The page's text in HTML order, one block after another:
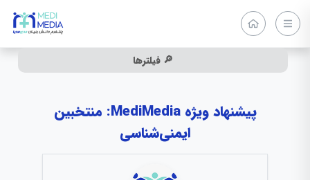
🔎 فیلترها
پیشنهاد ویژه MediMedia: منتخبین
ایمنی‌شناسی